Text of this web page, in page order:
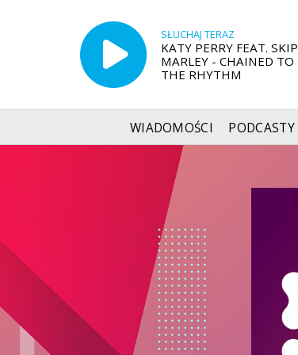
SŁUCHAJ TERAZ
KATY PERRY FEAT. SKIP
MARLEY - CHAINED TO
THE RHYTHM
WIADOMOŚCI PODCASTY